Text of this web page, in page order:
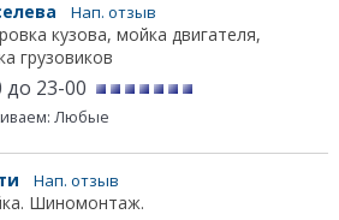
Нап. отзыв
кузова, мойка двигателя,
грузовиков
до 23-00
Любые
Нап. отзыв
Шиномонтаж.